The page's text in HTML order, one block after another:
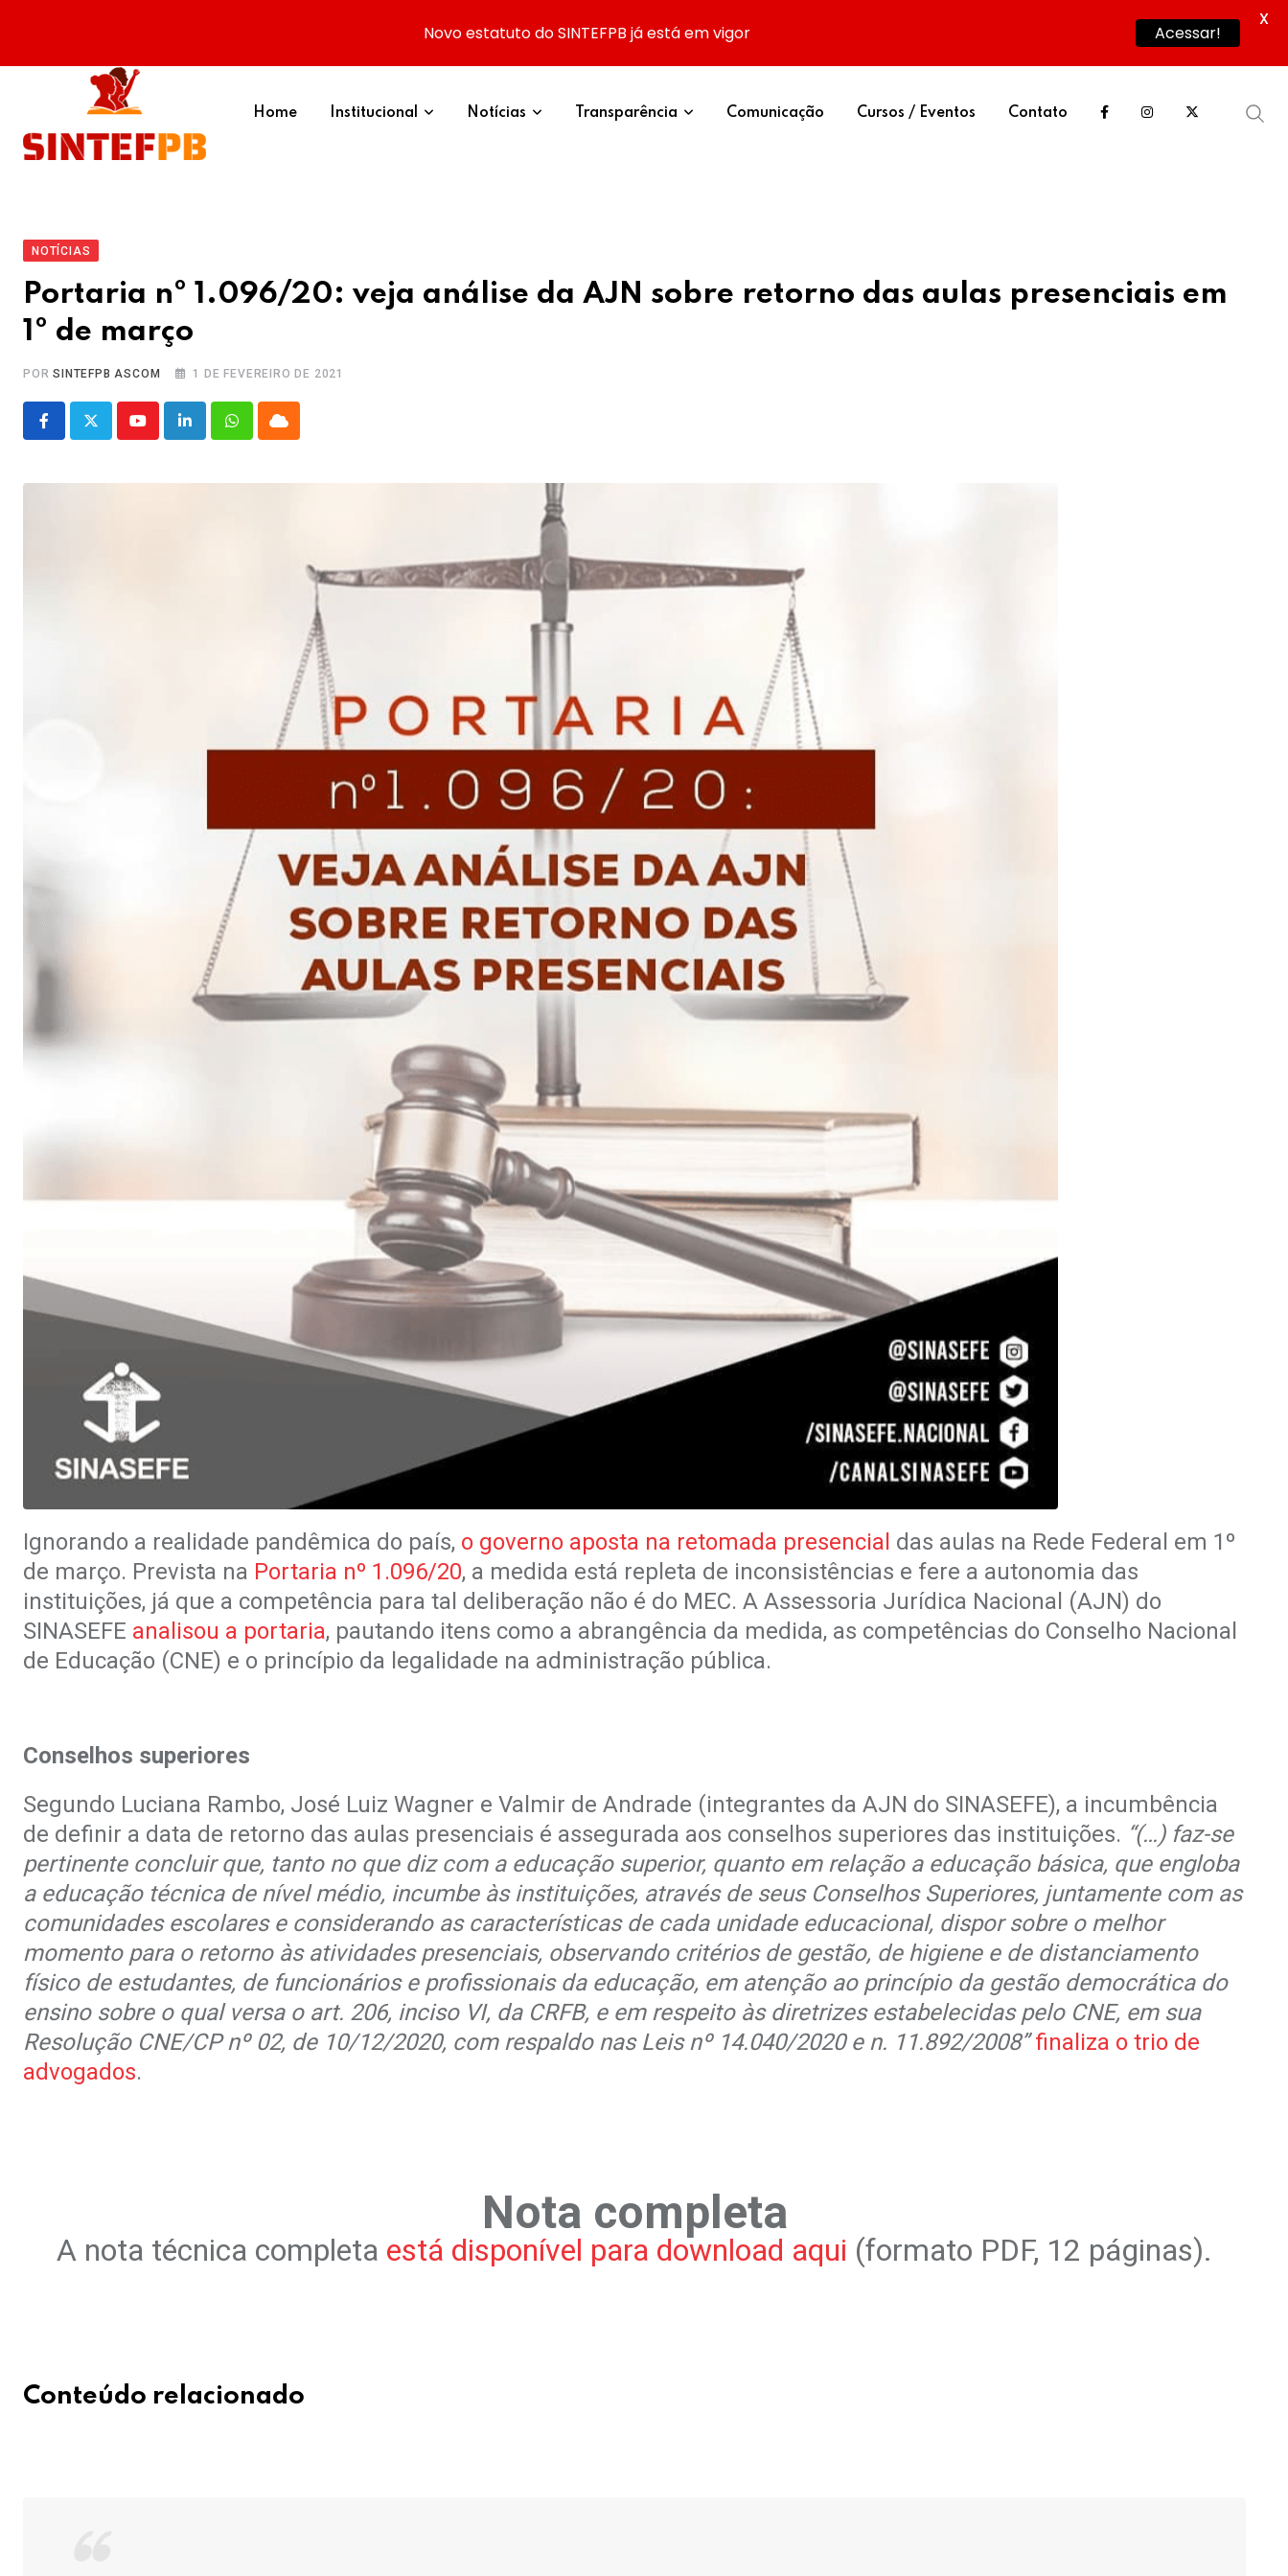
content
Home Institucional Notícias Transparência Comunicação Cursos / Eventos Contato
NOTÍCIAS
Portaria nº 1.096/20: veja análise da AJN sobre retorno das aulas presenciais em
1º de março
PORSINTEFPB ASCOM 1 DE FEVEREIRO DE 2021
YoutubeLinkedInWhatsappCloud
Ignorando a realidade pandêmica do país, o governo aposta na retomada presencial das aulas na Rede Federal em 1º
de março. Prevista na Portaria nº 1.096/20, a medida está repleta de inconsistências e fere a autonomia das
instituições, já que a competência para tal deliberação não é do MEC. A Assessoria Jurídica Nacional (AJN) do
SINASEFE analisou a portaria, pautando itens como a abrangência da medida, as competências do Conselho Nacional
de Educação (CNE) e o princípio da legalidade na administração pública.
Conselhos superiores
Segundo Luciana Rambo, José Luiz Wagner e Valmir de Andrade (integrantes da AJN do SINASEFE), a incumbência
de definir a data de retorno das aulas presenciais é assegurada aos conselhos superiores das instituições. “(…) faz-se
pertinente concluir que, tanto no que diz com a educação superior, quanto em relação a educação básica, que engloba
a educação técnica de nível médio, incumbe às instituições, através de seus Conselhos Superiores, juntamente com as
comunidades escolares e considerando as características de cada unidade educacional, dispor sobre o melhor
momento para o retorno às atividades presenciais, observando critérios de gestão, de higiene e de distanciamento
físico de estudantes, de funcionários e profissionais da educação, em atenção ao princípio da gestão democrática do
ensino sobre o qual versa o art. 206, inciso VI, da CRFB, e em respeito às diretrizes estabelecidas pelo CNE, em sua
Resolução CNE/CP nº 02, de 10/12/2020, com respaldo nas Leis nº 14.040/2020 e n. 11.892/2008”finaliza o trio de
advogados.
Nota completa
A nota técnica completa está disponível para download aqui (formato PDF, 12 páginas).
Conteúdo relacionado
Novo estatuto do SINTEFPB já está em vigor Acessar!
X